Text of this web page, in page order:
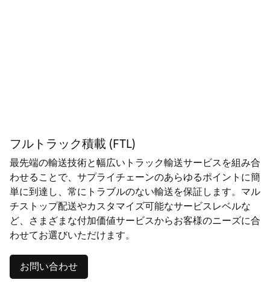
フルトラック積載 (FTL)
最先端の輸送技術と幅広いトラック輸送サービスを組み合
わせることで、サプライチェーンのあらゆるポイントに簡
単に到達し、常にトラブルのない輸送を保証します。マル
チストップ配送やカスタマイズ可能なサービスレベルな
ど、さまざまな付加価値サービスからお客様のニーズに合
わせてお選びいただけます。
お問い合わせ